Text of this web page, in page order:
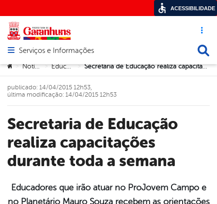
Acesso
Abrir menu principal de navegação
Serviços e Informações
Você está aqui:
> Notícias > Educação > Secretaria de Educação realiza capacitações durante toda a semana
Secretaria de Educação
realiza capacitações
durante toda a semana
publicado: 14/04/2015 12h53,
última modificação: 14/04/2015 12h53
Educadores que irão atuar no ProJovem Campo e
no Planetário Mauro Souza recebem as orientações
ACESSIBILIDADE